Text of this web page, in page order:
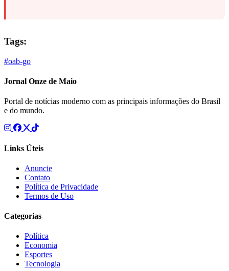
Tags:
#oab-go
Jornal Onze de Maio
Portal de notícias moderno com as principais informações do Brasil
e do mundo.
Links Úteis
Anuncie
Contato
Política de Privacidade
Termos de Uso
Categorias
Política
Economia
Esportes
Tecnologia